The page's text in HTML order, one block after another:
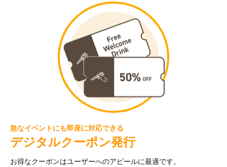
急なイベントにも即座に対応できる
デジタルクーポン発行
お得なクーポンはユーザーへのアピールに最適です。